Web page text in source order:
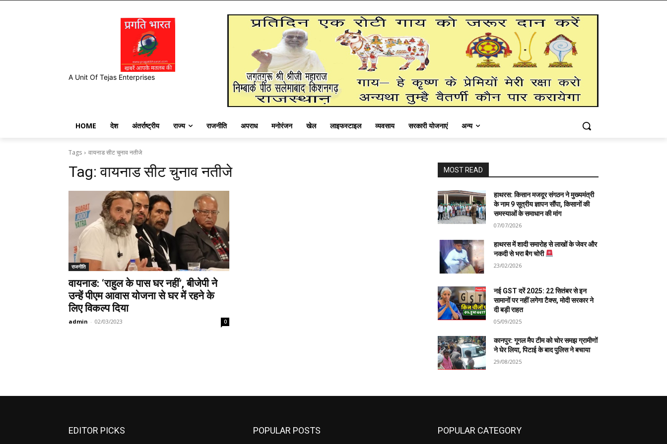
A Unit Of Tejas Enterprises
HOME देश अंतर्राष्ट्रीय राज्य राजनीति अपराध मनोरंजन खेल लाइफस्टाइल व्यवसाय सरकारी योजनाएं अन्य
Tags वायनाड सीट चुनाव नतीजे
Tag:वायनाड सीट चुनाव नतीजे
राजनीति
वायनाड: ‘राहुल के पास घर नहीं’, बीजेपी ने
उन्हें पीएम आवास योजना से घर में रहने के
लिए विकल्प दिया
admin - 02/03/2023 0
MOST READ
हाथरस: किसान मजदूर संगठन ने मुख्यमंत्री
के नाम 9 सूत्रीय ज्ञापन सौंपा, किसानों की
समस्याओं के समाधान की मांग
07/07/2026
हाथरस में शादी समारोह से लाखों के जेवर और
नकदी से भरा बैग चोरी
23/02/2026
नई GST दरें 2025: 22 सितंबर से इन
सामानों पर नहीं लगेगा टैक्स, मोदी सरकार ने
दी बड़ी राहत
05/09/2025
कानपुर: गूगल मैप टीम को चोर समझ ग्रामीणों
ने घेर लिया, पिटाई के बाद पुलिस ने बचाया
29/08/2025
EDITOR PICKS POPULAR POSTS POPULAR CATEGORY